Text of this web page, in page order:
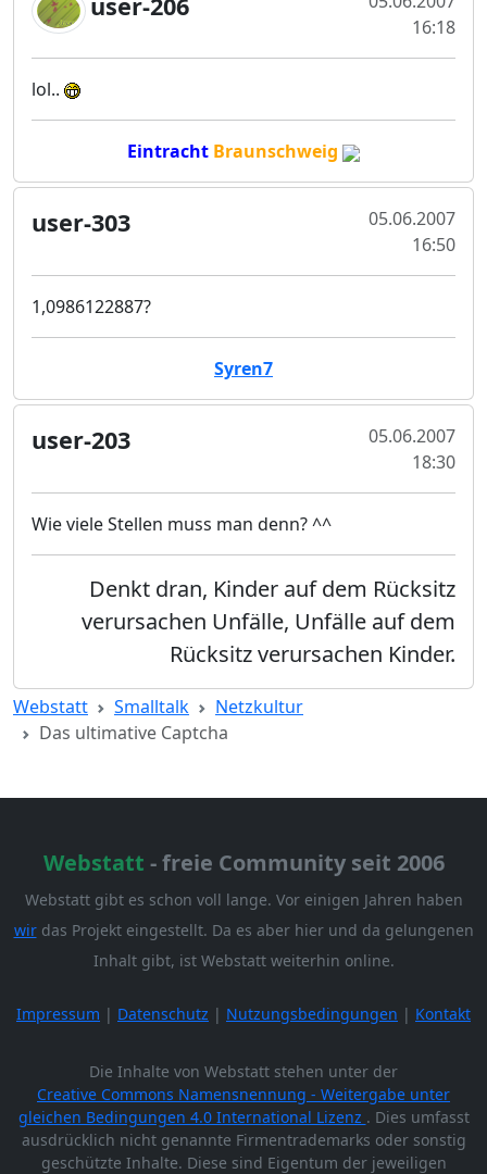
16:18
lol..
Eintracht Braunschweig
user-303
05.06.2007
16:50
1,0986122887?
Syren7
user-203
05.06.2007
18:30
Wie viele Stellen muss man denn? ^^
Denkt dran, Kinder auf dem Rücksitz
verursachen Unfälle, Unfälle auf dem
Rücksitz verursachen Kinder.
Webstatt Smalltalk
Netzkultur
Das ultimative Captcha
Webstatt - freie Community seit 2006
Webstatt gibt es schon voll lange. Vor einigen Jahren haben
wirdas Projekt eingestellt. Da es aber hier und da gelungenen
Inhalt gibt, ist Webstatt weiterhin online.
Impressum | Datenschutz | Nutzungsbedingungen | Kontakt
Die Inhalte von Webstatt stehen unter der
Creative Commons Namensnennung - Weitergabe unter
gleichen Bedingungen 4.0 International Lizenz . Dies umfasst
ausdrücklich nicht genannte Firmentrademarks oder sonstig
geschützte Inhalte. Diese sind Eigentum der jeweiligen